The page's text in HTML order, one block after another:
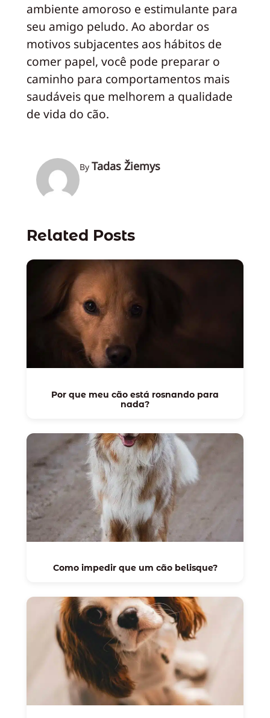
ambiente amoroso e estimulante para
seu amigo peludo. Ao abordar os
motivos subjacentes aos hábitos de
comer papel, você pode preparar o
caminho para comportamentos mais
saudáveis que melhorem a qualidade
de vida do cão.
By Tadas Žiemys
Related Posts
Por que meu cão está rosnando para
nada?
Como impedir que um cão belisque?